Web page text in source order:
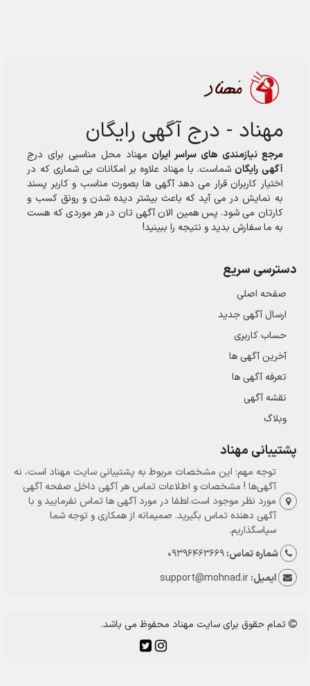
مهناد - درج آگهی رایگان
مرجع نیازمندی های سراسر ایران مهناد محل مناسبی برای درج
آگهی رایگان شماست. با مهناد علاوه بر امکانات بی شماری که در
اختیار کاربران قرار می دهد آگهی ها بصورت مناسب و کاربر پسند
به نمایش در می آید که باعث بیشتر دیده شدن و رونق کسب و
کارتان می شود. پس همین الان آگهی تان در هر موردی که هست
به ما سفارش بدید و نتیجه را ببینید!
دسترسی سریع
صفحه اصلی
ارسال‌ آگهی جدید
حساب کاربری
آخرین آگهی ها
تعرفه آگهی ها
نقشه آگهی
وبلاگ
پشتیبانی مهناد
توجه مهم: این مشخصات مربوط به پشتیبانی سایت مهناد است، نه
آگهی‌ها ! مشخصات و اطلاعات تماس هر آگهی داخل صفحه آگهی
مورد نظر موجود است.لطفا در مورد آگهی ها تماس نفرمایید و با
آگهی دهنده تماس بگیرید. صمیمانه از همکاری و توجه شما
سپاسگذاریم.
شماره تماس:09396463669
ایمیل:support@mohnad.ir
تمام حقوق برای سایت مهناد محفوظ می باشد.